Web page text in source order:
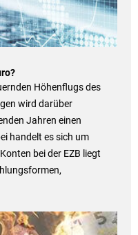
Höhenflugs des
wird darüber
Jahren einen
handelt es sich um
bei der EZB liegt